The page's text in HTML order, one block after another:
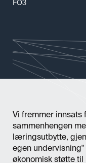
FO3
Vi fremmer innsats
sammenhengen
læringsutbytte,
egen undervisning"
økonomisk støtte